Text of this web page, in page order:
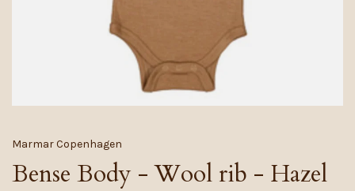
Marmar Copenhagen
Bense Body - Wool rib - Hazel